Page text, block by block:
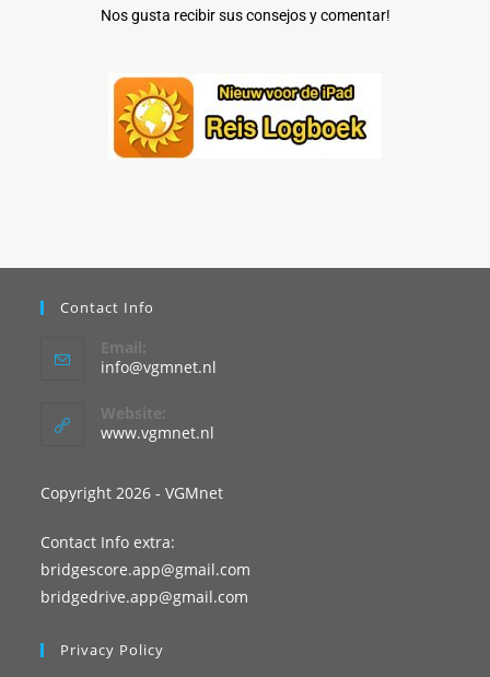
Nos gusta recibir sus consejos y comentar!
Contact Info
Email:
info@vgmnet.nl
Website:
www.vgmnet.nl
Copyright 2026 - VGMnet
Contact Info extra:
bridgescore.app@gmail.com
bridgedrive.app@gmail.com
Privacy Policy